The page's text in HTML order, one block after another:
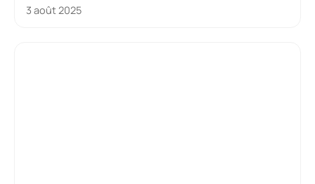
3 août 2025